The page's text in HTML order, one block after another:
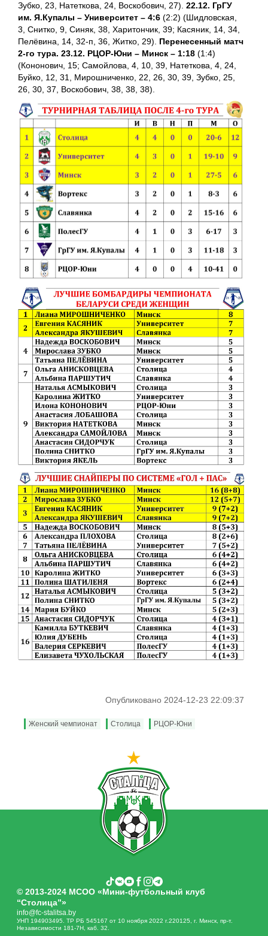
Зубко, 23, Натеткова, 24, Воскобович, 27). 22.12. ГрГУ
им. Я.Купалы – Университет – 4:6 (2:2) (Шидловская,
3, Снитко, 9, Синяк, 38, Харитончик, 39; Касяник, 14, 34,
Пелёвина, 14, 32-п, 36, Житко, 29). Перенесенный матч
2-го тура. 23.12. РЦОР-Юни – Минск – 1:18 (1:4)
(Кононович, 15; Самойлова, 4, 10, 39, Натеткова, 4, 24,
Буйко, 12, 31, Мирошниченко, 22, 26, 30, 39, Зубко, 25,
26, 30, 37, Воскобович, 38, 38, 38).
Опубликовано 2024-12-23 22:09:37
Женский чемпионат Столица РЦОР-Юни
© 2013-2024 МСОО «Мини-футбольный клуб
“Столица”»
info@fc-stalitsa.by
УНП 194903495. ТР РБ 545167 от 10 ноября 2022 г.220125, г. Минск, пр-т.
Независимости 181-7Н, каб. 32.